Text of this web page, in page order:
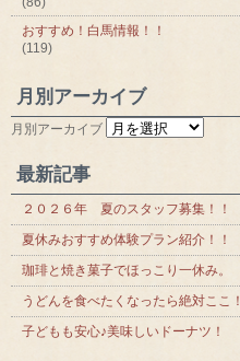
おすすめ！白馬情報！！
(119)
月別アーカイブ
月別アーカイブ
最新記事
２０２６年 夏のスタッフ募集！！
夏休みおすすめ体験プラン紹介！！
珈琲と焼き菓子でほっこり一休み。
うどんを食べたくなったら絶対ここ！
子どもも安心♪美味しいドーナツ！